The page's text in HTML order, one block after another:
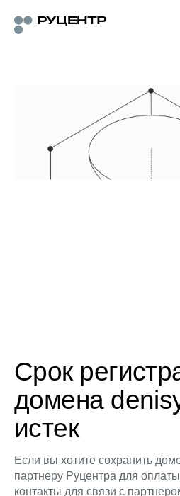
Срок
домена
истек
Если вы хотите сохранить
партнеру Руцентра для
контакты для связи с